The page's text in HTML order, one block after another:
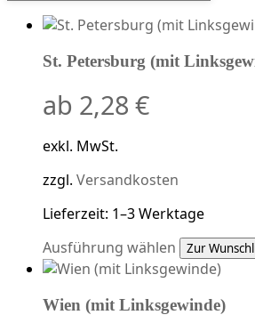
St. Petersburg (mit
ab 2,28 €
exkl. MwSt.
zzgl. Versandkosten
Lieferzeit: 1–3 Werktage
Ausführung wählen Dieses
Produkt
mehrere
Zur
Wien (mit Linksgewinde)